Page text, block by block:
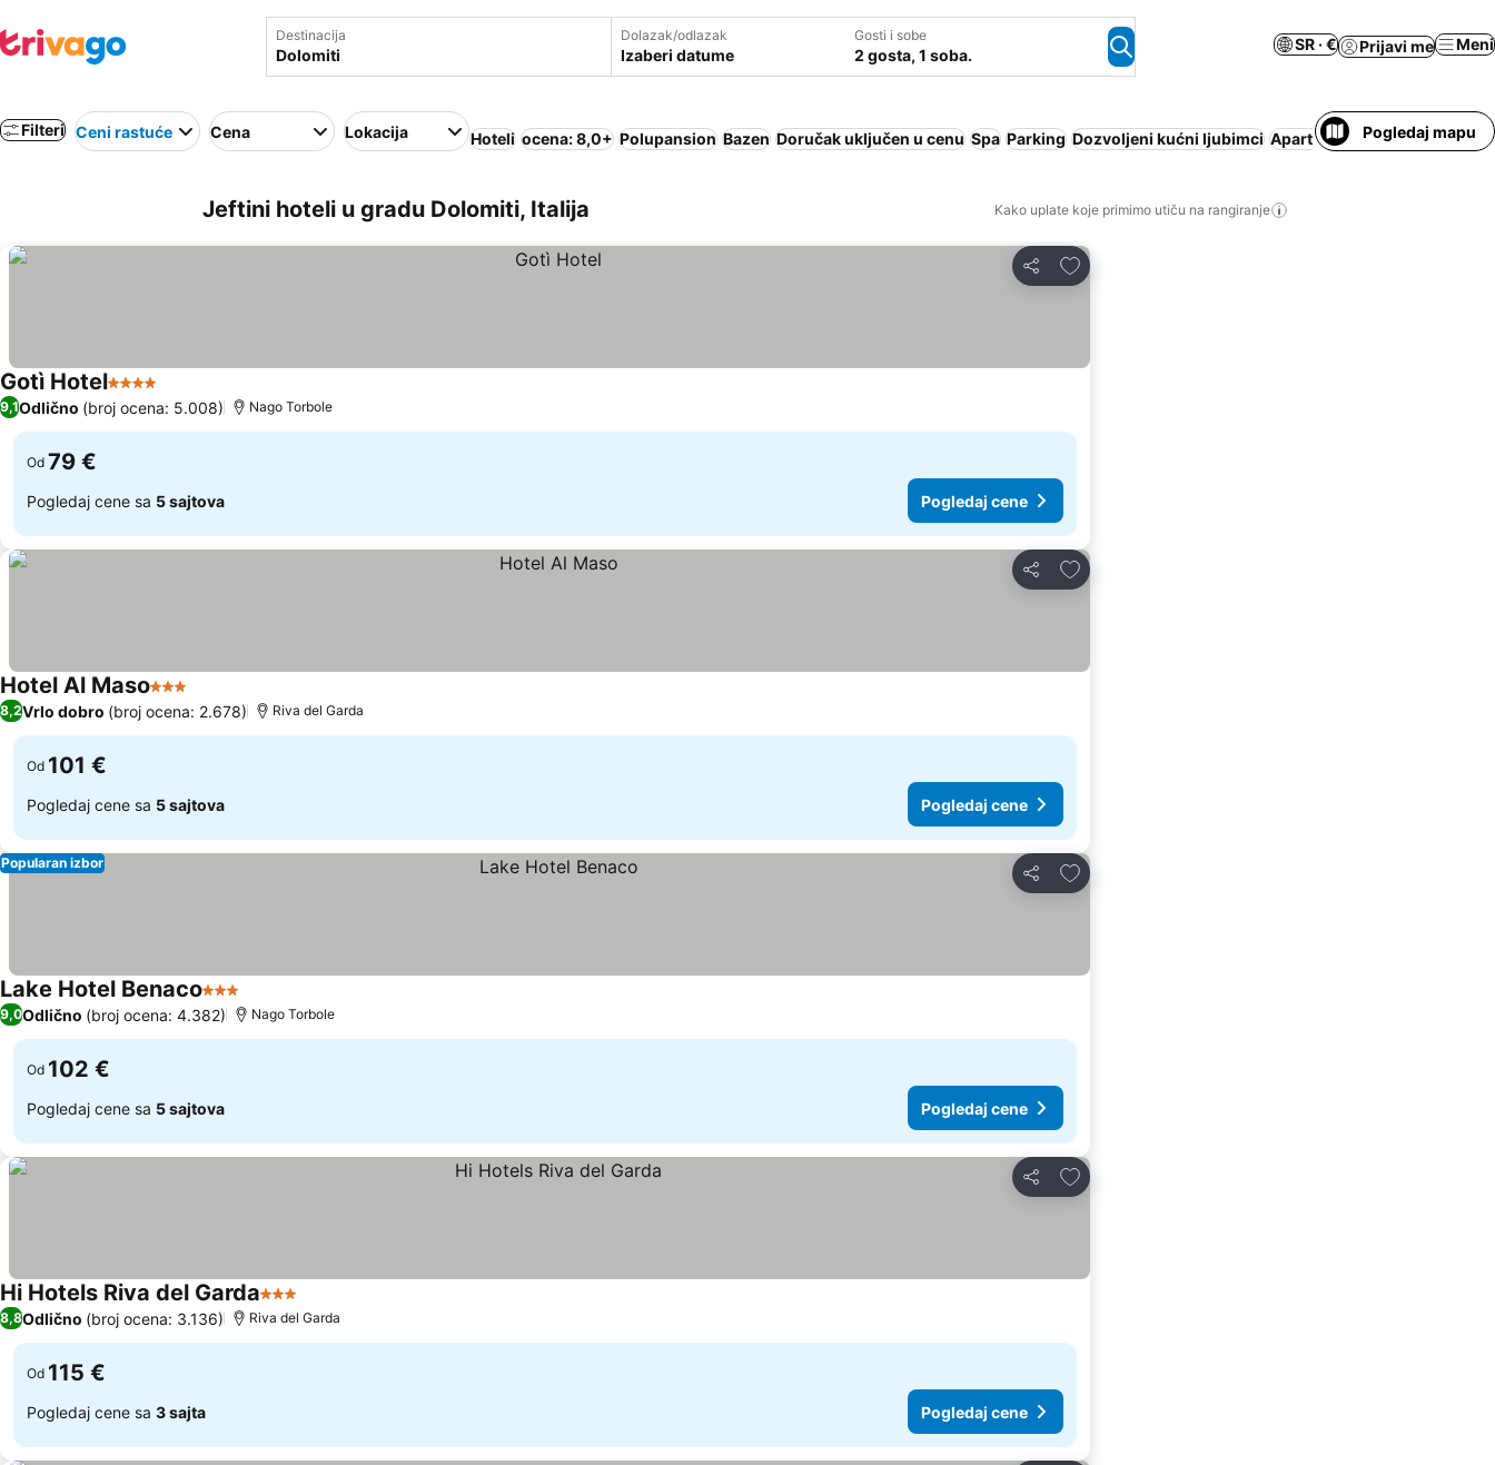
Destinacija Dolazak/odlazak
Izaberi datume
Gosti i sobe
2 gosta, 1 soba.
SR · € Prijavi me Meni
Filteri Ceni rastuće Cena Lokacija Hoteli ocena: 8,0+ Polupansion Bazen Doručak uključen u cenu Spa Parking Dozvoljeni kućni ljubimci Apart hotel Odmaralište
Pogledaj mapu
Jeftini hoteli u gradu Dolomiti, Italija Kako uplate koje primimo utiču na rangiranje
Deli
Dodati u favorite
Gotì Hotel4 Zvezdice
9,1Odlično (broj ocena: 5.008) Nago Torbole
Od 79 €
Pogledaj cene sa 5 sajtova Pogledaj cene
Deli
Dodati u favorite
Hotel Al Maso3 Zvezdice
8,2Vrlo dobro (broj ocena: 2.678) Riva del Garda
Od 101 €
Pogledaj cene sa 5 sajtova Pogledaj cene
Deli
Dodati u favorite
Popularan izbor
Lake Hotel Benaco3 Zvezdice
9,0Odlično (broj ocena: 4.382) Nago Torbole
Od 102 €
Pogledaj cene sa 5 sajtova Pogledaj cene
Deli
Dodati u favorite
Hi Hotels Riva del Garda3 Zvezdice
8,8Odlično (broj ocena: 3.136) Riva del Garda
Od 115 €
Pogledaj cene sa 3 sajta Pogledaj cene